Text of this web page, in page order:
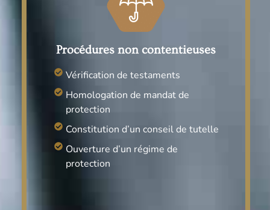
Procédures non contentieuses
Vérification de testaments
Homologation de mandat de
protection
Constitution d’un conseil de tutelle
Ouverture d’un régime de
protection